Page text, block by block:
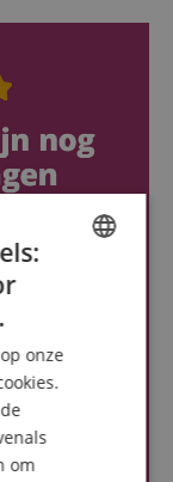
ITALIAN
onze
om